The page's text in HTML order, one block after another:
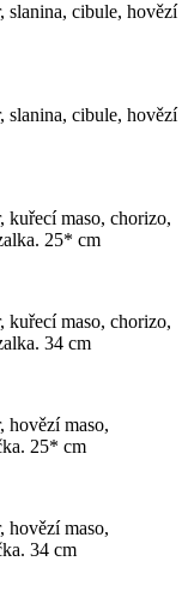
slanina, cibule, hovězí
slanina, cibule, hovězí
kuřecí maso, chorizo,
25* cm
kuřecí maso, chorizo,
34 cm
hovězí maso,
25* cm
hovězí maso,
34 cm